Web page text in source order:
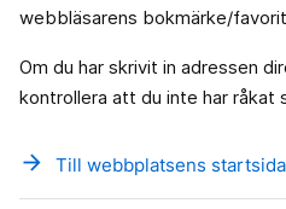
webbläsarens bokmärke/
Om du har skrivit in adressen
kontrollera att du inte har råkat
arrow_forward Till webbplatsens startsida